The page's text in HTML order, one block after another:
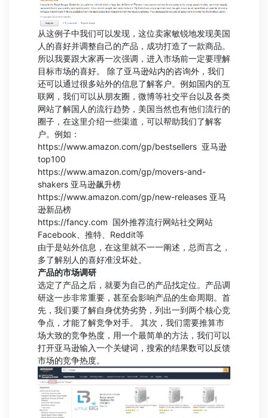
从这例子中我们可以发现，这位卖家敏锐地发现美国
人的喜好并调整自己的产品，成功打造了一款商品。
所以我要跟大家再一次强调，进入市场前一定要理解
目标市场的喜好。 除了亚马逊站内的咨询外，我们
还可以通过很多站外的信息了解客户。例如国内的互
联网，我们可以从朋友圈，微博等社交平台以及各类
网站了解国人的流行趋势，美国当然也有他们流行的
圈子，在这里介绍一些渠道，可以帮助我们了解客
户。例如：
https://www.amazon.com/gp/bestsellers 亚马逊
top100
https://www.amazon.com/gp/movers-and-
shakers 亚马逊飙升榜
https://www.amazon.com/gp/new-releases 亚马
逊新品榜
https://fancy.com 国外推荐流行网站社交网站
Facebook、推特、Reddit等
由于是站外信息，在这里就不一一阐述，总而言之，
多了解别人的喜好准没坏处。
产品的市场调研
选定了产品之后，就要为自己的产品找定位。产品调
研这一步非常重要，甚至会影响产品的生命周期。首
先，我们要了解自身优势劣势，列出一到两个核心竞
争点，才能了解竞争对手。 其次，我们需要推算市
场大致的竞争热度，用一个最简单的方法，我们可以
打开亚马逊输入一个关键词，搜索的结果数可以反馈
市场的竞争热度。